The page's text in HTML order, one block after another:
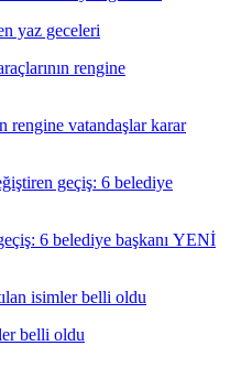
yaz geceleri
rengine vatandaşlar karar
6 belediye başkanı YENİ
belli oldu